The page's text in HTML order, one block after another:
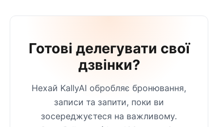
Готові делегувати свої
дзвінки?
Нехай KallyAI обробляє бронювання,
записи та запити, поки ви
зосереджуєтеся на важливому.